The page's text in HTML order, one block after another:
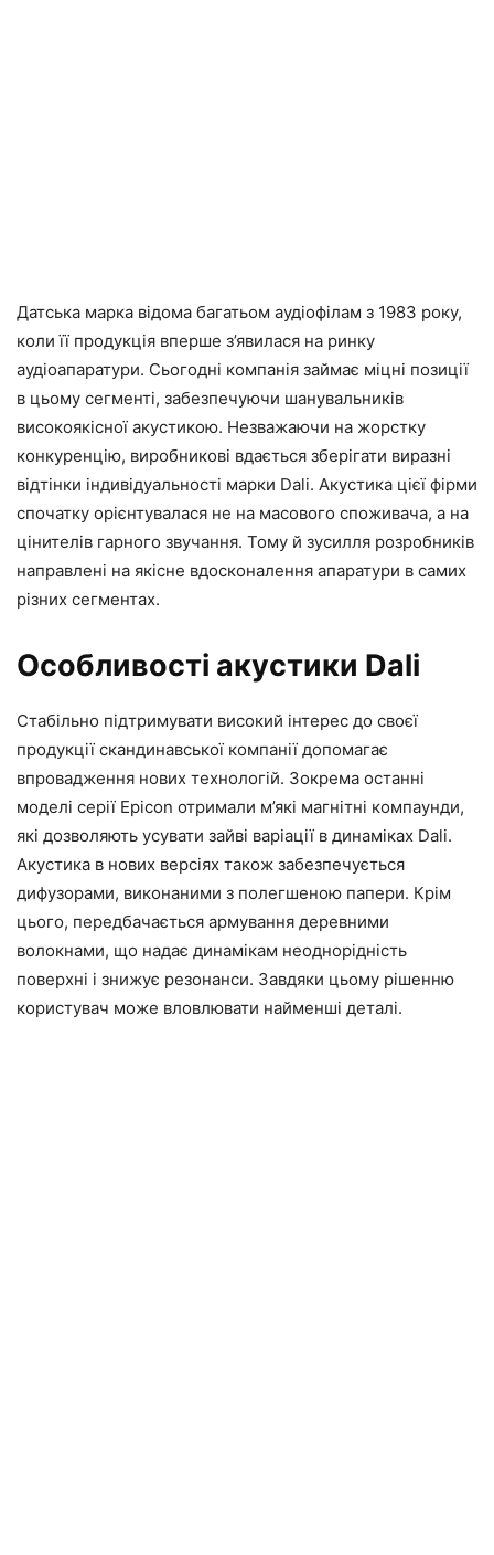
Датська марка відома багатьом аудіофілам з 1983 року,
коли її продукція вперше з’явилася на ринку
аудіоапаратури. Сьогодні компанія займає міцні позиції
в цьому сегменті, забезпечуючи шанувальників
високоякісної акустикою. Незважаючи на жорстку
конкуренцію, виробникові вдається зберігати виразні
відтінки індивідуальності марки Dali. Акустика цієї фірми
спочатку орієнтувалася не на масового споживача, а на
цінителів гарного звучання. Тому й зусилля розробників
направлені на якісне вдосконалення апаратури в самих
різних сегментах.
Особливості акустики Dali
Стабільно підтримувати високий інтерес до своєї
продукції скандинавської компанії допомагає
впровадження нових технологій. Зокрема останні
моделі серії Epicon отримали м’які магнітні компаунди,
які дозволяють усувати зайві варіації в динаміках Dali.
Акустика в нових версіях також забезпечується
дифузорами, виконаними з полегшеною папери. Крім
цього, передбачається армування деревними
волокнами, що надає динамікам неоднорідність
поверхні і знижує резонанси. Завдяки цьому рішенню
користувач може вловлювати найменші деталі.